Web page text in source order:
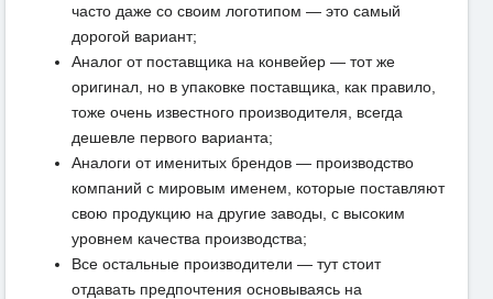
часто даже со своим логотипом — это самый
дорогой вариант;
Аналог от поставщика на конвейер — тот же
оригинал, но в упаковке поставщика, как правило,
тоже очень известного производителя, всегда
дешевле первого варианта;
Аналоги от именитых брендов — производство
компаний с мировым именем, которые поставляют
свою продукцию на другие заводы, с высоким
уровнем качества производства;
Все остальные производители — тут стоит
отдавать предпочтения основываясь на